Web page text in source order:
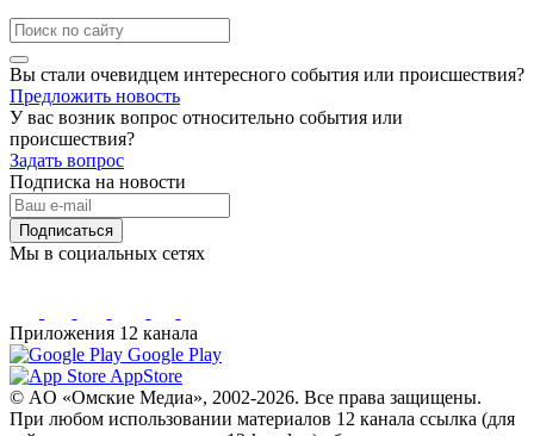
Вы стали очевидцем интересного события или происшествия?
Предложить новость
У вас возник вопрос относительно события или
происшествия?
Задать вопрос
Подписка на новости
Подписаться
Мы в социальных сетях
Приложения 12 канала
Google Play
AppStore
© AO «Омские Медиа», 2002-2026. Все права защищены.
При любом использовании материалов 12 канала ссылка (для